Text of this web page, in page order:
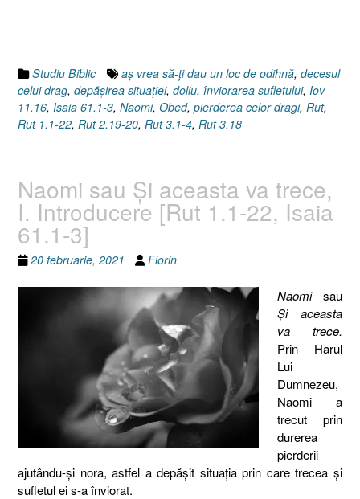
[Rut
2.19-
20]”
Studiu Biblic aş vrea să-ţi dau un loc de odihnă, decesul
celui drag, depăşirea situaţiei, doliu, înviorarea sufletului, Iov
11.16, Isaia 61.1-3, Naomi, Obed, pierderea celor dragi, Rut,
Rut 1.1-22, Rut 2.19-20, Rut 3.1-4, Rut 3.18
Naomi sau Şi aceasta va trece,
I. Introducere [Rut 1.1-22, Isaia
61.1-3]
20 februarie, 2021 Florin
Naomisau
Şi aceasta
va trece.
Prin Harul
Lui
Dumnezeu,
Naomi a
trecut prin
durerea
pierderii
ajutându-şi nora, astfel a depăşit situaţia prin care trecea şi
sufletul ei s-a înviorat.